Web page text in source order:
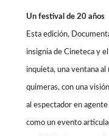
Un festival de 20 años
Esta edición,
insignia de Cineteca y
inquieta, una ventana
quimeras, con una
al espectador en
como un evento